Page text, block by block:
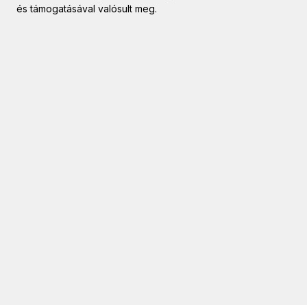
és támogatásával valósult meg.